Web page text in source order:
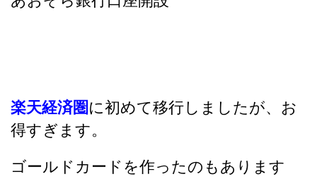
楽天経済圏に初めて移行しましたが、お
得すぎます。
ゴールドカードを作ったのもあります